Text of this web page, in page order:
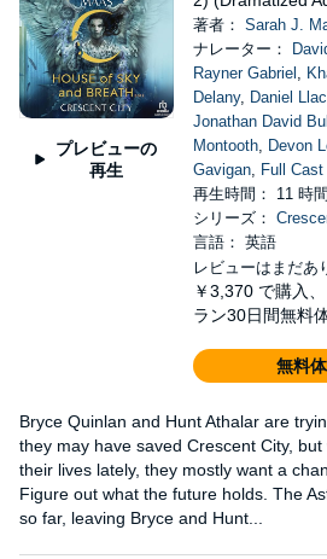
プレビューの
再生
著者： Sarah J.
ナレーター：
Rayner Gabriel ,
Delany, Daniel
Jonathan David
Montooth, Devon
Gavigan, Full Cast
再生時間： 11 時
シリーズ：
言語： 英語
レビューはまだあ
￥3,370 で購入
ラン30日間無料
無料
Bryce Quinlan and Hunt Athalar are
they may have saved Crescent City,
their lives lately, they mostly want a
Figure out what the future holds. The
so far, leaving Bryce and Hunt...